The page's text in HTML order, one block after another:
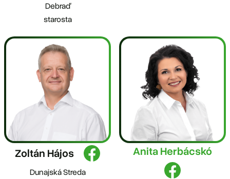
Debraď
starosta
Zoltán Hájos
Dunajská Streda
Anita Herbácskó